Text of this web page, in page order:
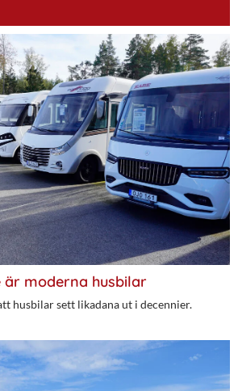
moderna husbilar
husbilar sett likadana ut i decennier.